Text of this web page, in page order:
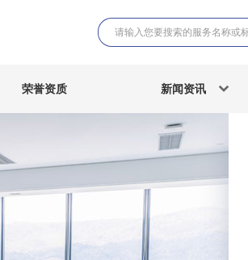
荣誉资质 新闻资讯